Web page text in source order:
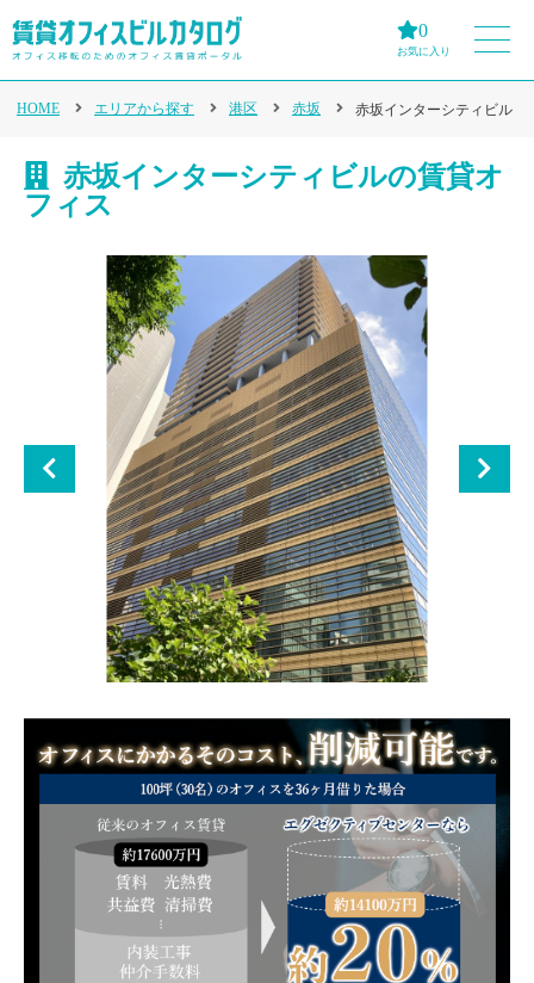
0
お気に入り
HOME エリアから探す 港区 赤坂 赤坂インターシティビル
赤坂インターシティビルの賃貸オ
フィス